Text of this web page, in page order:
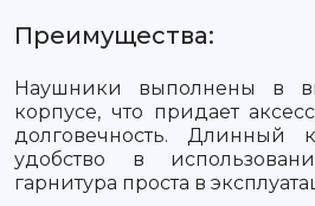
Преимущества:
Наушники выполнены в
корпусе, что придает
долговечность. Длинный
удобство в
гарнитура проста в